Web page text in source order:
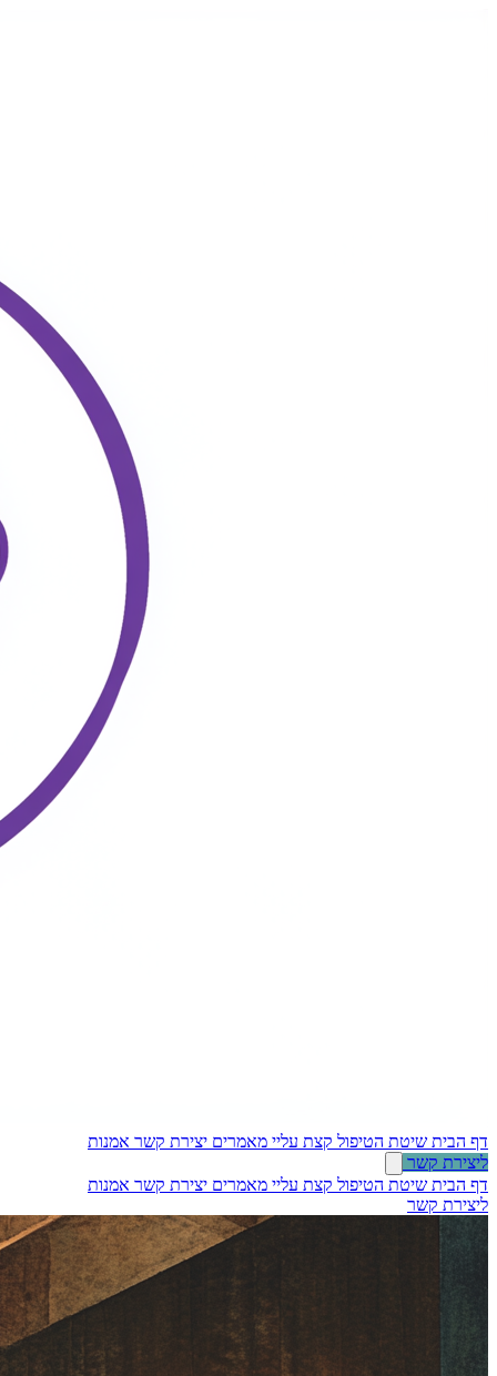
דף הבית שיטת הטיפול קצת עליי מאמרים יצירת קשר אמנות
ליצירת קשר
דף הבית שיטת הטיפול קצת עליי מאמרים יצירת קשר אמנות
ליצירת קשר